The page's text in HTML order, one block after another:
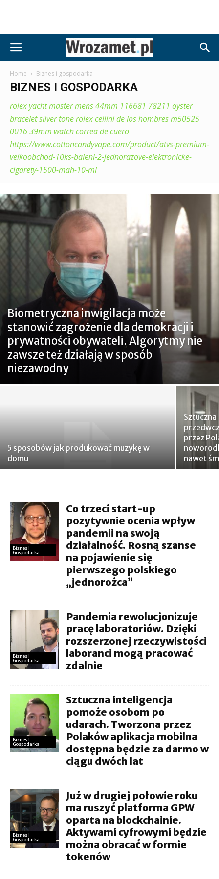
Home Biznes i gospodarka
BIZNES I GOSPODARKA
rolex yacht master mens 44mm 116681 78211 oyster
bracelet silver tonerolex cellini de los hombres m50525
0016 39mm watch correa de cuero
https://www.cottoncandyvape.com/product/atvs-premium-
velkoobchod-10ks-baleni-2-jednorazove-elektronicke-
cigarety-1500-mah-10-ml
Biometryczna inwigilacja może
stanowić zagrożenie dla demokracji i
prywatności obywateli. Algorytmy nie
zawsze też działają w sposób
niezawodny
5 sposobów jak produkować muzykę w
domu
przez
nawet
Biznes I
Gospodarka
Co trzeci start-up
pozytywnie ocenia wpływ
pandemii na swoją
działalność. Rosną szanse
na pojawienie się
pierwszego polskiego
„jednorożca”
Biznes I
Gospodarka
Pandemia rewolucjonizuje
pracę laboratoriów. Dzięki
rozszerzonej rzeczywistości
laboranci mogą pracować
zdalnie
Biznes I
Gospodarka
Sztuczna inteligencja
pomoże osobom po
udarach. Tworzona przez
Polaków aplikacja mobilna
dostępna będzie za darmo w
ciągu dwóch lat
Biznes I
Gospodarka
Już w drugiej połowie roku
ma ruszyć platforma GPW
oparta na blockchainie.
Aktywami cyfrowymi będzie
można obracać w formie
tokenów